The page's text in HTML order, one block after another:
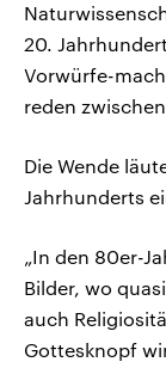
20.
Vorwürfe-
reden
Die Wende
Jahrhunderts
„In den 80er-
Bilder, wo
auch
Gottesknopf